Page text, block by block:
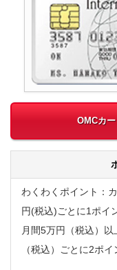
OMCカ
わくわくポイント：
円(税込)ごとに1ポイ
月間5万円（税込）
（税込）ごとに2ポイ